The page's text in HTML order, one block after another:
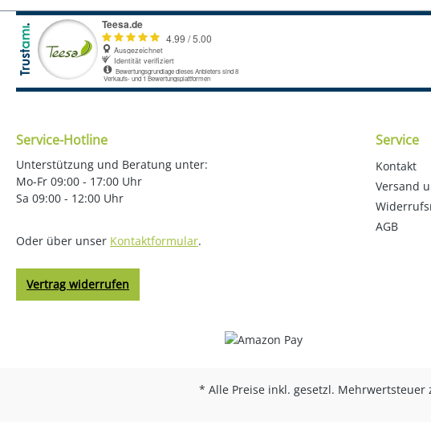
Service-Hotline
Unterstützung und Beratung unter:
Mo-Fr 09:00 - 17:00 Uhr
Sa 09:00 - 12:00 Uhr
Oder über unser Kontaktformular.
Vertrag widerrufen
Service
Kontakt
Versand
AGB
* Alle Preise inkl. gesetzl. Mehrwertsteuer